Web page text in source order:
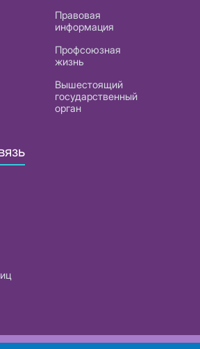
Правовая
информация
Профсоюзная
жизнь
Вышестоящий
государственный
орган